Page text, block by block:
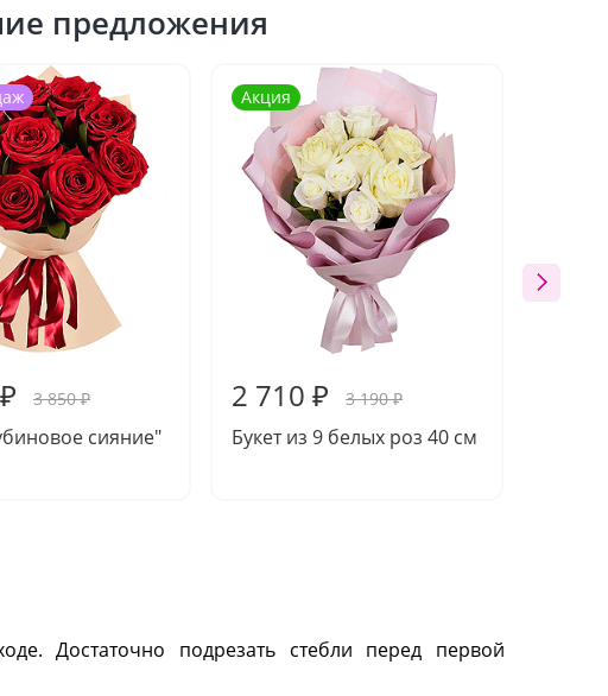
предложения
3 850 ₽
сияние"
Акция
2 710 ₽ 3 190 ₽
Букет из 9 белых роз 40 см
Достаточно подрезать стебли перед первой